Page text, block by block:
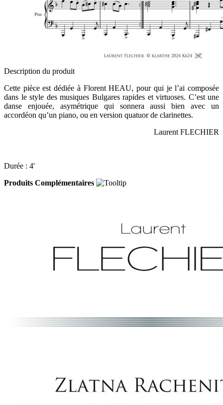
Description du produit
Cette pièce est dédiée à Florent HEAU, pour qui je l’ai composée
dans le style des musiques Bulgares rapides et virtuoses. C’est une
danse enjouée, asymétrique qui sonnera aussi bien avec un
accordéon qu’un piano, ou en version quatuor de clarinettes.
Laurent FLECHIER
Durée : 4'
Produits Complémentaires